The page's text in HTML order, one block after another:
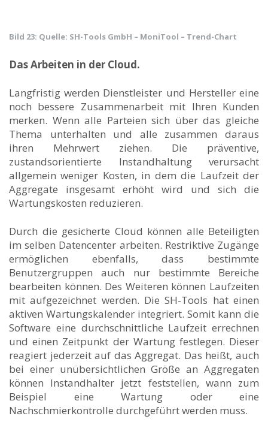
Bild 23: Quelle: SH-Tools GmbH – MoniTool – Trend-Chart
Das Arbeiten in der Cloud.
Langfristig werden Dienstleister und Hersteller eine
noch bessere Zusammenarbeit mit Ihren Kunden
merken. Wenn alle Parteien sich über das gleiche
Thema unterhalten und alle zusammen daraus
ihren Mehrwert ziehen. Die präventive,
zustandsorientierte Instandhaltung verursacht
allgemein weniger Kosten, in dem die Laufzeit der
Aggregate insgesamt erhöht wird und sich die
Wartungskosten reduzieren.
Durch die gesicherte Cloud können alle Beteiligten
im selben Datencenter arbeiten. Restriktive Zugänge
ermöglichen ebenfalls, dass bestimmte
Benutzergruppen auch nur bestimmte Bereiche
bearbeiten können. Des Weiteren können Laufzeiten
mit aufgezeichnet werden. Die SH-Tools hat einen
aktiven Wartungskalender integriert. Somit kann die
Software eine durchschnittliche Laufzeit errechnen
und einen Zeitpunkt der Wartung festlegen. Dieser
reagiert jederzeit auf das Aggregat. Das heißt, auch
bei einer unübersichtlichen Größe an Aggregaten
können Instandhalter jetzt feststellen, wann zum
Beispiel eine Wartung oder eine
Nachschmierkontrolle durchgeführt werden muss.